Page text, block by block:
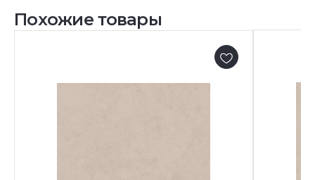
Похожие товары